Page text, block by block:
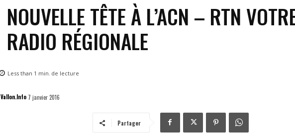
NOUVELLE TÊTE À L’ACN – RTN
RADIO RÉGIONALE
Less than 1 min. de lecture
Vallon.Info 7 janvier 2016
Partager